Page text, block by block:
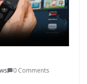
0 Comments